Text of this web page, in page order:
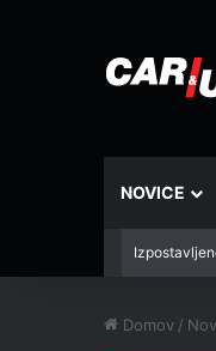
NOVICE
Domov /